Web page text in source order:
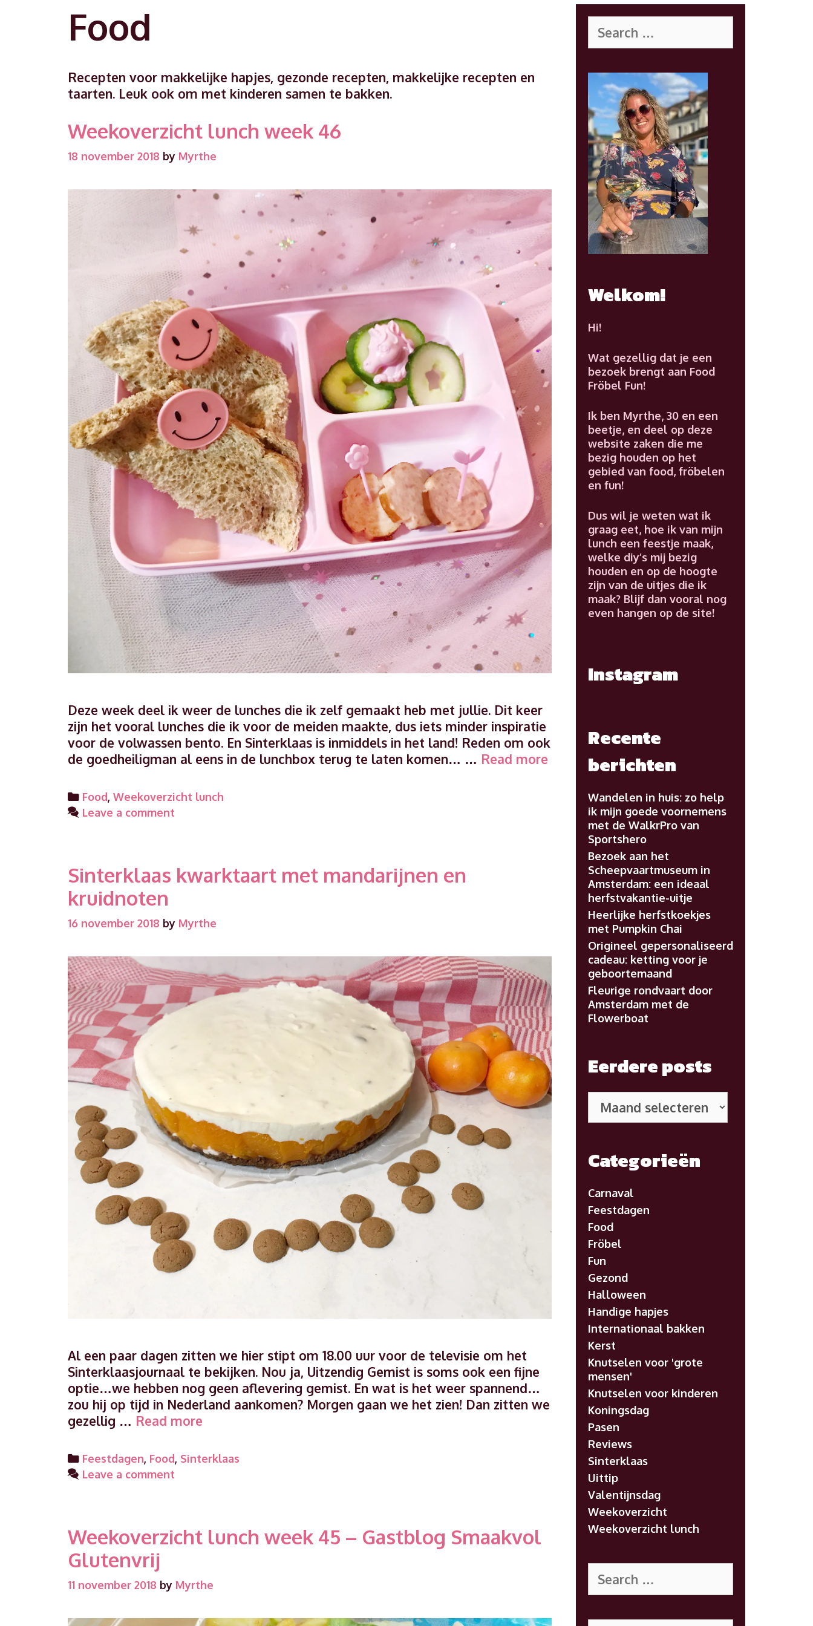
Food
Recepten voor makkelijke hapjes, gezonde recepten, makkelijke recepten en
taarten. Leuk ook om met kinderen samen te bakken.
Weekoverzicht lunch week 46
18 november 2018 by Myrthe
Deze week deel ik weer de lunches die ik zelf gemaakt heb met jullie. Dit keer
zijn het vooral lunches die ik voor de meiden maakte, dus iets minder inspiratie
voor de volwassen bento. En Sinterklaas is inmiddels in het land! Reden om ook
de goedheiligman al eens in de lunchbox terug te laten komen… … Read more Weekoverzicht
Categories
Food, Weekoverzicht lunch
Leave a comment
Sinterklaas kwarktaart met mandarijnen en
kruidnoten
16 november 2018 by Myrthe
Al een paar dagen zitten we hier stipt om 18.00 uur voor de televisie om het
Sinterklaasjournaal te bekijken. Nou ja, Uitzendig Gemist is soms ook een fijne
optie…we hebben nog geen aflevering gemist. En wat is het weer spannend…
zou hij op tijd in Nederland aankomen? Morgen gaan we het zien! Dan zitten we
gezellig … Read more
met
Categories
Feestdagen, Food, Sinterklaas
Leave a comment
Weekoverzicht lunch week 45 – Gastblog Smaakvol
Glutenvrij
11 november 2018 by Myrthe
for:
Welkom!
Hi!
Wat gezellig dat je een
bezoek brengt aan Food
Fröbel Fun!
Ik ben Myrthe, 30 en een
beetje, en deel op deze
website zaken die me
bezig houden op het
gebied van food, fröbelen
en fun!
Dus wil je weten wat ik
graag eet, hoe ik van mijn
lunch een feestje maak,
welke diy’s mij bezig
houden en op de hoogte
zijn van de uitjes die ik
maak? Blijf dan vooral nog
even hangen op de site!
Instagram
Recente
berichten
Wandelen in huis: zo help
ik mijn goede voornemens
met de WalkrPro van
Sportshero
Bezoek aan het
Scheepvaartmuseum in
Amsterdam: een ideaal
herfstvakantie-uitje
Heerlijke herfstkoekjes
met Pumpkin Chai
Origineel gepersonaliseerd
cadeau: ketting voor je
geboortemaand
Fleurige rondvaart door
Amsterdam met de
Flowerboat
Eerdere posts
posts
Categorieën
Carnaval
Feestdagen
Food
Fröbel
Fun
Gezond
Halloween
Handige hapjes
Internationaal bakken
Kerst
Knutselen voor 'grote
mensen'
Knutselen voor kinderen
Koningsdag
Pasen
Reviews
Sinterklaas
Uittip
Valentijnsdag
Weekoverzicht
Weekoverzicht lunch
for: